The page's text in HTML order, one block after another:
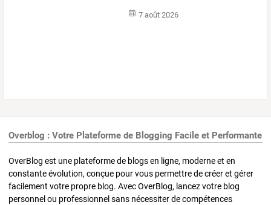
7 août 2026
Overblog : Votre Plateforme de Blogging Facile et Performante
OverBlog est une plateforme de blogs en ligne, moderne et en
constante évolution, conçue pour vous permettre de créer et gérer
facilement votre propre blog. Avec OverBlog, lancez votre blog
personnel ou professionnel sans nécessiter de compétences